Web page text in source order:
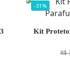
-31%
Kit
R$